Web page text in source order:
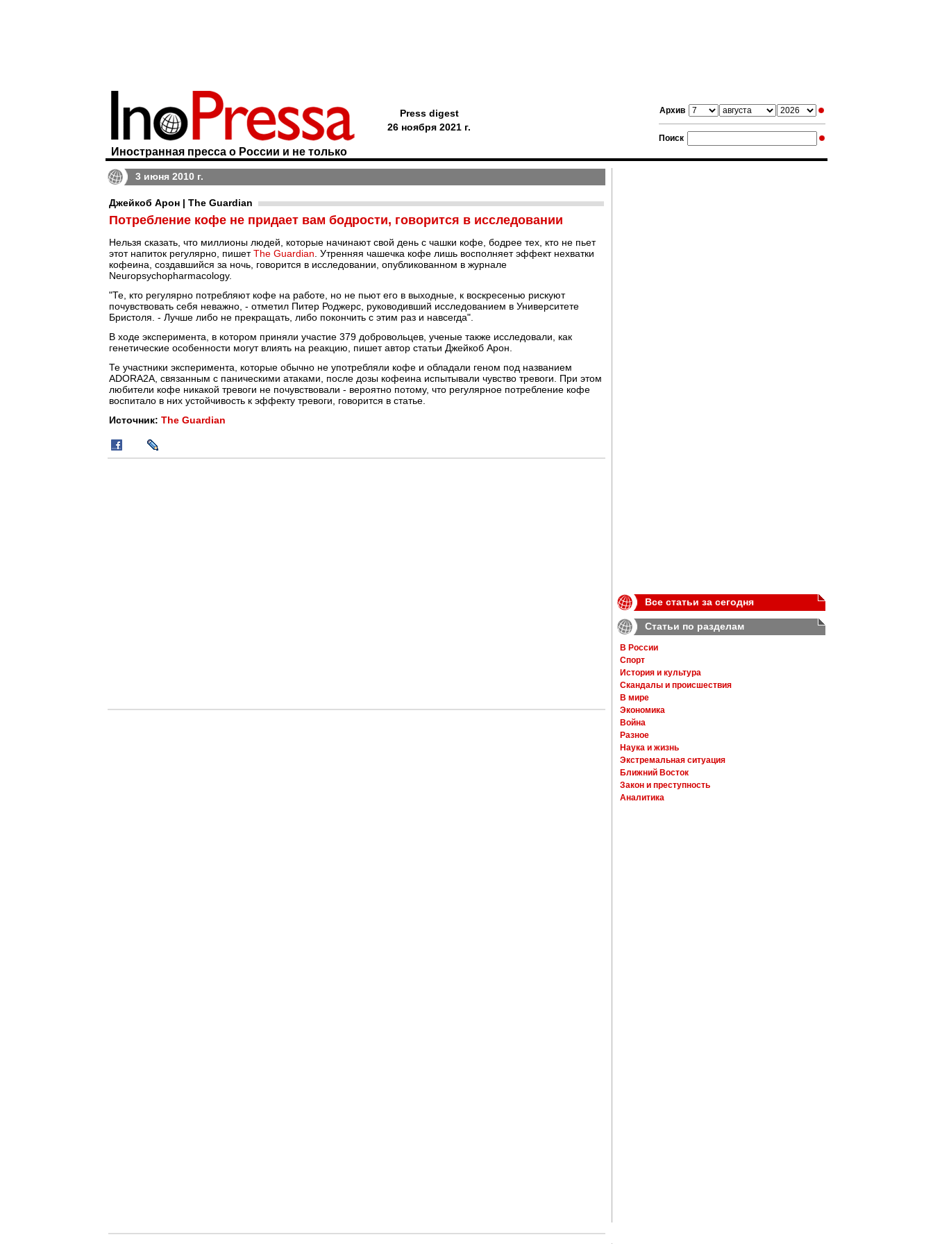
Архив
Поиск
Иностранная пресса о России и не только
Press digest
26 ноября 2021 г.
3 июня 2010 г.
Джейкоб Арон | The Guardian
Потребление кофе не придает вам бодрости, говорится в исследовании
Нельзя сказать, что миллионы людей, которые начинают свой день с чашки кофе, бодрее тех, кто не пьет
этот напиток регулярно, пишетThe Guardian . Утренняя чашечка кофе лишь восполняет эффект нехватки
кофеина, создавшийся за ночь, говорится в исследовании, опубликованном в журнале
Neuropsychopharmacology.
"Те, кто регулярно потребляют кофе на работе, но не пьют его в выходные, к воскресенью рискуют
почувствовать себя неважно, - отметил Питер Роджерс, руководивший исследованием в Университете
Бристоля. - Лучше либо не прекращать, либо покончить с этим раз и навсегда".
В ходе эксперимента, в котором приняли участие 379 добровольцев, ученые также исследовали, как
генетические особенности могут влиять на реакцию, пишет автор статьи Джейкоб Арон.
Те участники эксперимента, которые обычно не употребляли кофе и обладали геном под названием
ADORA2A, связанным с паническими атаками, после дозы кофеина испытывали чувство тревоги. При этом
любители кофе никакой тревоги не почувствовали - вероятно потому, что регулярное потребление кофе
воспитало в них устойчивость к эффекту тревоги, говорится в статье.
Источник: The Guardian
Все статьи за сегодня
Статьи по разделам
В России
Спорт
История и культура
Скандалы и происшествия
В мире
Экономика
Война
Разное
Наука и жизнь
Экстремальная ситуация
Ближний Восток
Закон и преступность
Аналитика